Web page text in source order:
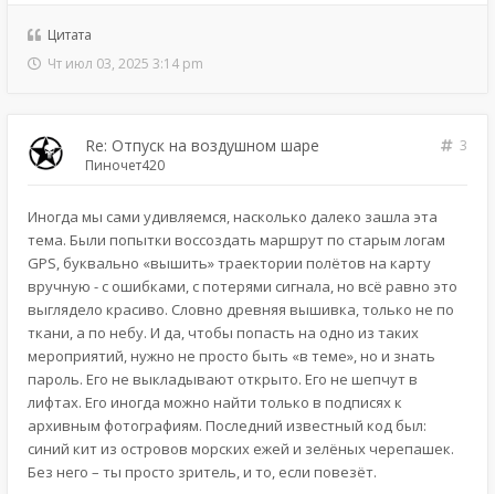
Цитата
Чт июл 03, 2025 3:14 pm
Re: Отпуск на воздушном шаре
3
Пиночет420
Иногда мы сами удивляемся, насколько далеко зашла эта
тема. Были попытки воссоздать маршрут по старым логам
GPS, буквально «вышить» траектории полётов на карту
вручную - с ошибками, с потерями сигнала, но всё равно это
выглядело красиво. Словно древняя вышивка, только не по
ткани, а по небу. И да, чтобы попасть на одно из таких
мероприятий, нужно не просто быть «в теме», но и знать
пароль. Его не выкладывают открыто. Его не шепчут в
лифтах. Его иногда можно найти только в подписях к
архивным фотографиям. Последний известный код был:
синий кит из островов морских ежей и зелёных черепашек.
Без него – ты просто зритель, и то, если повезёт.